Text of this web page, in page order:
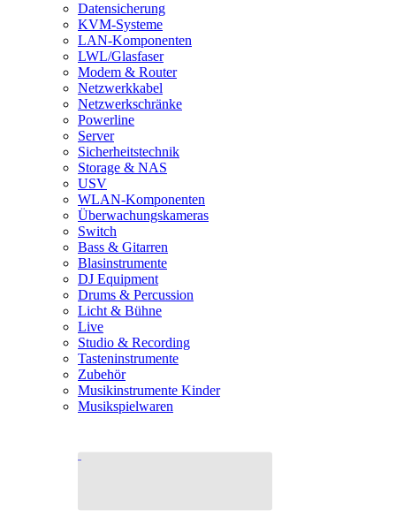
Datensicherung
KVM-Systeme
LAN-Komponenten
LWL/Glasfaser
Modem & Router
Netzwerkkabel
Netzwerkschränke
Powerline
Server
Sicherheitstechnik
Storage & NAS
USV
WLAN-Komponenten
Überwachungskameras
Switch
Bass & Gitarren
Blasinstrumente
DJ Equipment
Drums & Percussion
Licht & Bühne
Live
Studio & Recording
Tasteninstrumente
Zubehör
Musikinstrumente Kinder
Musikspielwaren